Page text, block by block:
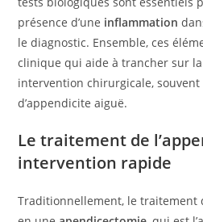
présence d’une inflammation
le diagnostic. Ensemble, ces
clinique qui aide à trancher sur la
intervention chirurgicale, souvent
d’appendicite aiguë.
Le traitement de
intervention rapide
Traditionnellement, le traitement